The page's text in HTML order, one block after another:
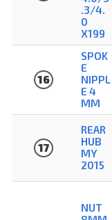
.3/4.
0
X199
16
SPOK
E
NIPPL
E 4
MM
17
REAR
HUB
MY
2015
NUT